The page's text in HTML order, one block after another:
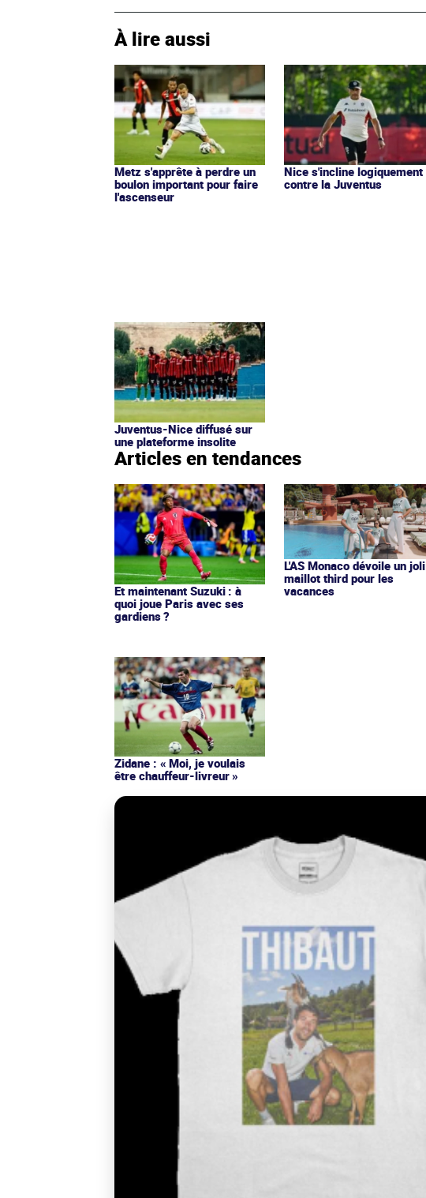
À lire aussi
Metz s'apprête à perdre un
boulon important pour faire
l'ascenseur
Nice s'incline logiquement
contre la Juventus
Juventus-Nice diffusé sur
une plateforme insolite
Articles en tendances
Et maintenant Suzuki : à
quoi joue Paris avec ses
gardiens ?
L'AS Monaco dévoile un joli
maillot third pour les
vacances
Zidane : « Moi, je voulais
être chauffeur-livreur »